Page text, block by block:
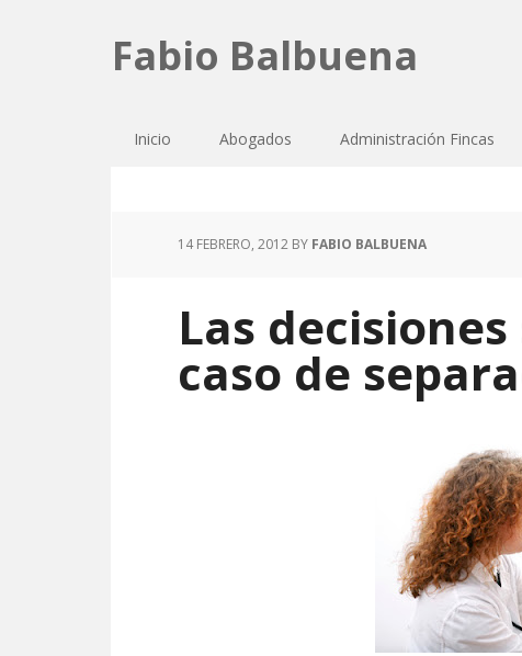
Fabio Balbuena
Inicio Abogados Administración Fincas
14 FEBRERO, 2012 BY FABIO BALBUENA
Las
caso de